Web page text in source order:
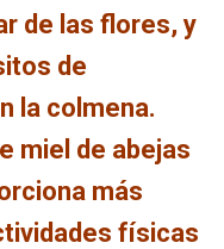
de las flores, y
de
la colmena.
miel de abejas
más
físicas